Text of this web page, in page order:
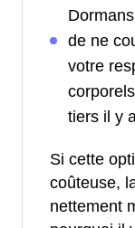
de ne
votre
tiers il y
Si cette
coûteuse,
nettement